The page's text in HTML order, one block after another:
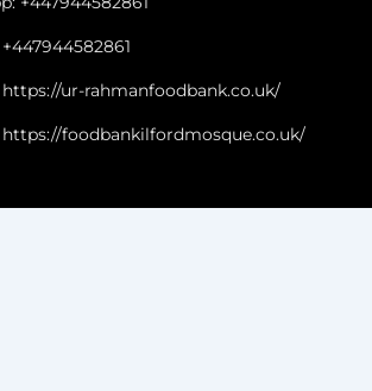
ur-rahmanfoodbank.co.uk/
https://foodbankilfordmosque.co.uk/